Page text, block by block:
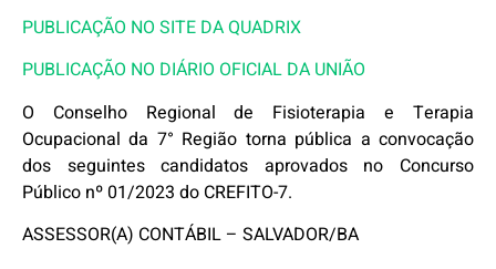
PUBLICAÇÃO NO SITE DA QUADRIX
PUBLICAÇÃO NO DIÁRIO OFICIAL DA UNIÃO
O Conselho Regional de Fisioterapia e Terapia
Ocupacional da 7° Região torna pública a convocação
dos seguintes candidatos aprovados no Concurso
Público nº 01/2023 do CREFITO-7.
ASSESSOR(A) CONTÁBIL – SALVADOR/BA